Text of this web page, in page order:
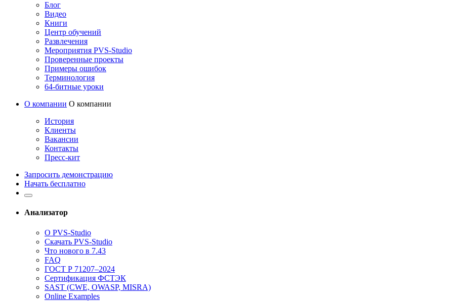
Блог
Видео
Книги
Центр обучений
Развлечения
Мероприятия PVS-Studio
Проверенные проекты
Примеры ошибок
Терминология
64-битные уроки
О компании О компании
История
Клиенты
Вакансии
Контакты
Пресс-кит
Запросить демонстрацию
Начать бесплатно
Анализатор
О PVS-Studio
Скачать PVS-Studio
Что нового в 7.43
FAQ
ГОСТ Р 71207–2024
Сертификация ФСТЭК
SAST (CWE, OWASP, MISRA)
Online Examples